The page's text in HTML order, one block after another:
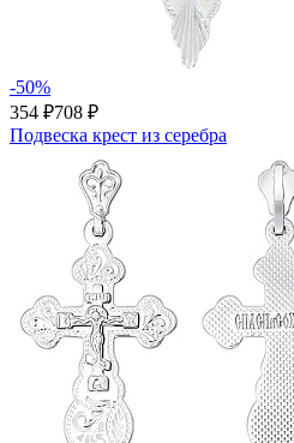
-50%
354 ₽708 ₽
Подвеска крест из серебра